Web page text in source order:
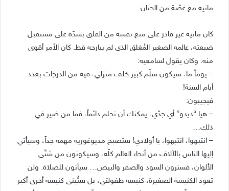
ماتيه مع غصّة من الحنان.
كان ماتيه غير قادر على منع نفسه من القلق بشدّة على مستقبل
ضيعته، عالمه الصغير المُغلق الذي لم يبارحه قط. كان الأمر أقوى
منه. وكان يقول لسامعيه:
– يوماً ما، سيكون سلّم كبير خلف منزلي، فيه من الدرجات بعدد
أيام السنة!
فيجيبون:
– هيا “ديدو” أي جدّي، يمكنك أن تحلم دائماً، فما من ضير في
ذلك…
– انتبهوا، انتبهوا، يا أولادي! ستصبح مديوغوريه مهمة جداً، وسيأتي
إليها الناس بالآلاف من أنحاء العالم كلّه، وسيكونون من شتّى
الألوان، فسترون السود والصفر والبيض… سيأتون للصلاة. ولن
تعود الكنيسة الصغيرة، كنيسة طفولتي، بل ستُبنى كنيسة أخرى أكبر